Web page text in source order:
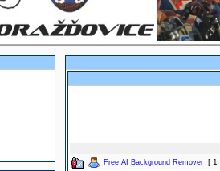
Free AI Background Remover [ 1